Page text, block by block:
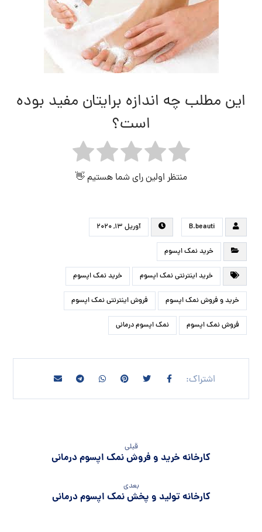
این مطلب چه اندازه برایتان مفید بوده
است؟
منتظر اولین رای شما هستیم 👋
B.beauti آوریل ۱۳, ۲۰۲۰
خرید نمک اپسوم
خرید اینترنتی نمک اپسوم خرید نمک اپسوم
خرید و فروش نمک اپسوم فروش اینترنتی نمک اپسوم
فروش نمک اپسوم نمک اپسوم درمانی
قبلی
کارخانه خرید و فروش نمک اپسوم درمانی
بعدی
کارخانه تولید و پخش نمک اپسوم درمانی